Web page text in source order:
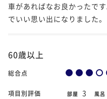
車があればなお良かったで
でいい思い出になりました。
60歳以上
総合点
項目別評価 部屋 3 風呂